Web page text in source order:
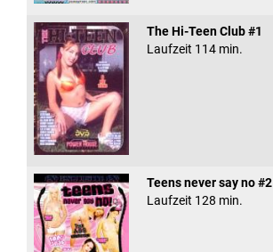
The Hi-Teen Club #1
Laufzeit 114 min.
Teens never say no #2
Laufzeit 128 min.